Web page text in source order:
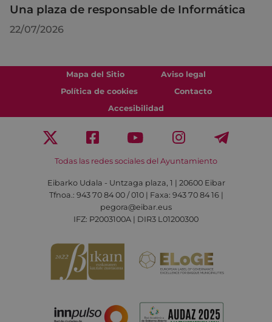
Una plaza de responsable de Informática
22/07/2026
Mapa del Sitio
Aviso legal
Política de cookies
Contacto
Accesibilidad
Todas las redes sociales del Ayuntamiento
Eibarko Udala - Untzaga plaza, 1 | 20600 Eibar
Tfnoa.: 943 70 84 00 / 010 | Faxa: 943 70 84 16 |
pegora@eibar.eus
IFZ: P2003100A | DIR3 L01200300